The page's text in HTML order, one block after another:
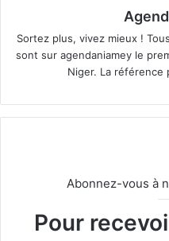
Sortez plus, vivez mieux !
sont sur agendaniamey le
Niger. La référence
Abonnez-vous à
Pour